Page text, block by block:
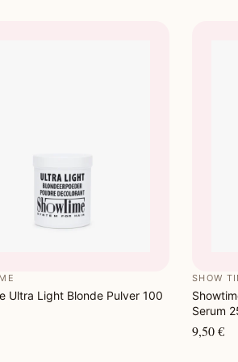
Ultra Light Blonde Pulver 100
SHOW
Serum
9,50 €